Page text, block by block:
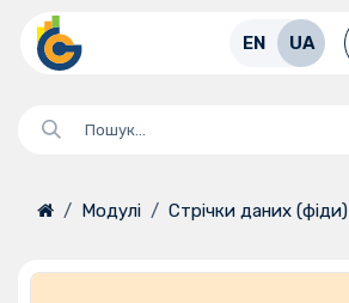
Перейти до змісту
EN UA
Модулі Стрічки даних (фіди)